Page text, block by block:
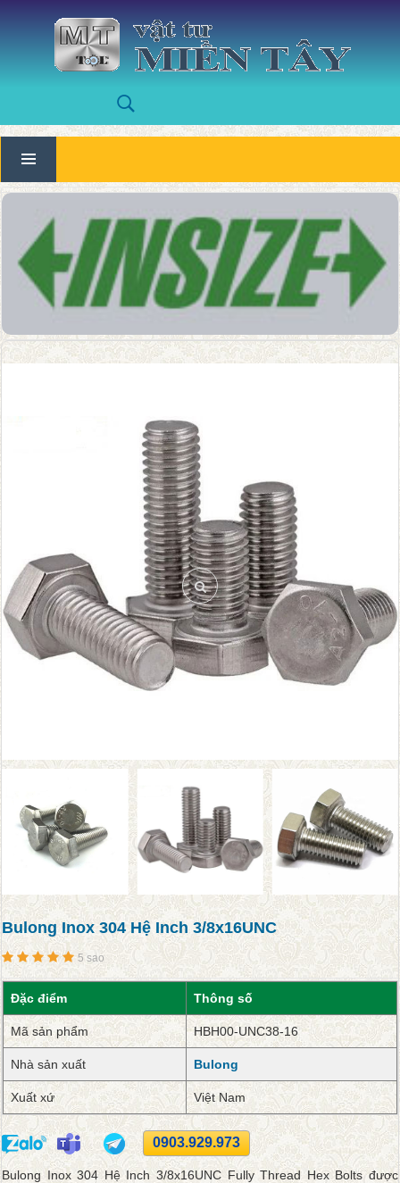
Bulong Inox 304 Hệ Inch 3/8x16UNC
5 sao
Đặc điểm Thông số
Mã sản phẩm HBH00-UNC38-16
Nhà sản xuất Bulong
Xuất xứ Việt Nam
0903.929.973
Bulong Inox 304 Hệ Inch 3/8x16UNC Fully Thread Hex Bolts được